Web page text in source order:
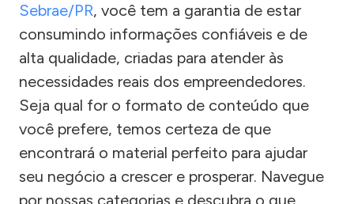
Sebrae/PR, você tem a garantia de estar
consumindo informações confiáveis e de
alta qualidade, criadas para atender às
necessidades reais dos empreendedores.
Seja qual for o formato de conteúdo que
você prefere, temos certeza de que
encontrará o material perfeito para ajudar
seu negócio a crescer e prosperar. Navegue
por nossas categorias e descubra o que